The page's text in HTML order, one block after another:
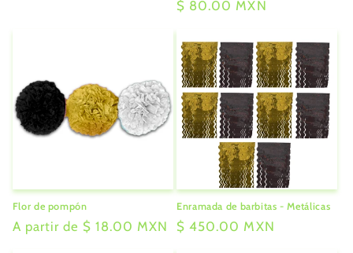
Precio
$ 80.00 MXN
Flor de pompón
Precio
A partir de $ 18.00 MXN
Enramada de barbitas - Metálicas
Precio
$ 450.00 MXN